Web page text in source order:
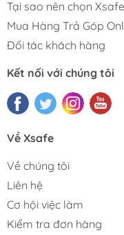
Tại sao nên chọn Xsafe
Mua Hàng Trả Góp
Đối tác khách hàng
Kết nối với chúng tôi
Về Xsafe
Về chúng tôi
Liên hệ
Cơ hội việc làm
Kiểm tra đơn hàng